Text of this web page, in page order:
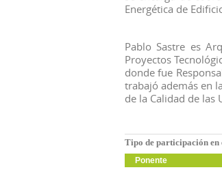
Energética de
Pablo Sastre es
Proyectos
donde fue
trabajó además en
de la Calidad de las
Tipo de participación en
Ponente